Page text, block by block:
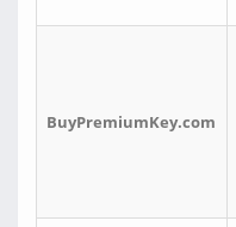
BuyPremiumKey.com